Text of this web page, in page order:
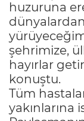
huzuruna
dünyalardan
şehrimize,
hayırlar
konuştu.
Tüm
yakınlarına